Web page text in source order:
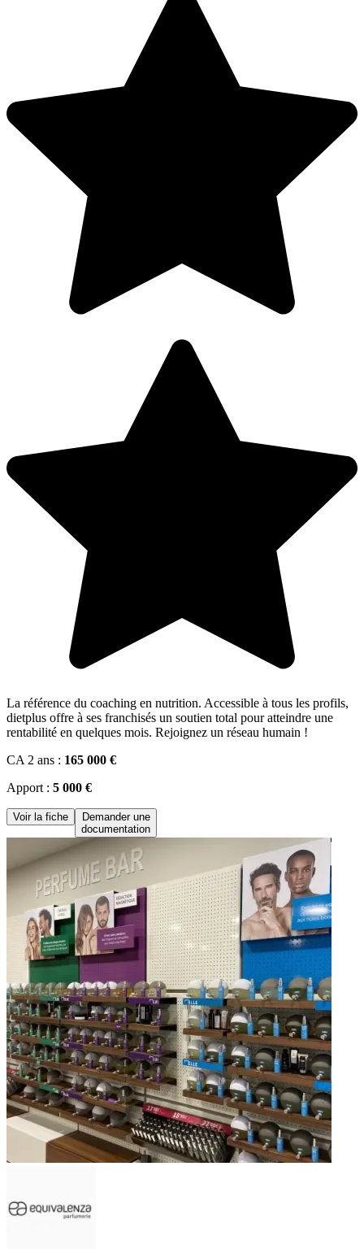
La référence du coaching en nutrition. Accessible à tous les profils,
dietplus offre à ses franchisés un soutien total pour atteindre une
rentabilité en quelques mois. Rejoignez un réseau humain !
CA 2 ans : 165 000 €
Apport : 5 000 €
Voir la fiche
Demander une
documentation